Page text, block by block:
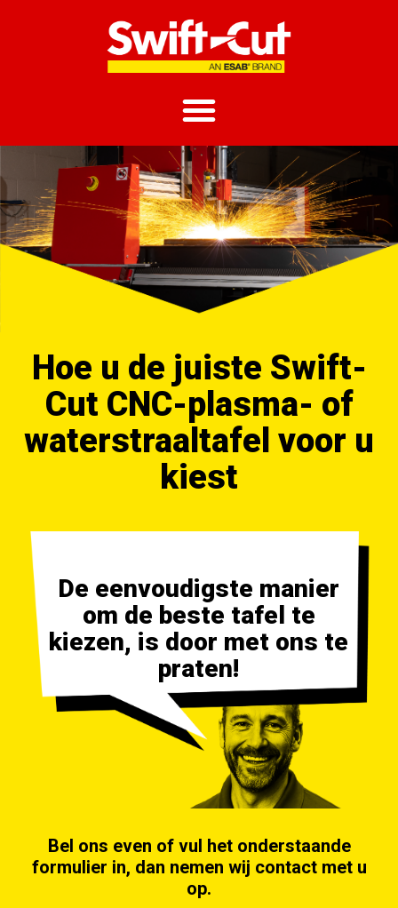
Hoe u de juiste Swift-
Cut CNC-plasma- of
waterstraaltafel voor u
kiest
De eenvoudigste manier
om de beste tafel te
kiezen, is door met ons te
praten!
Bel ons even of vul het onderstaande
formulier in, dan nemen wij contact met u
op.